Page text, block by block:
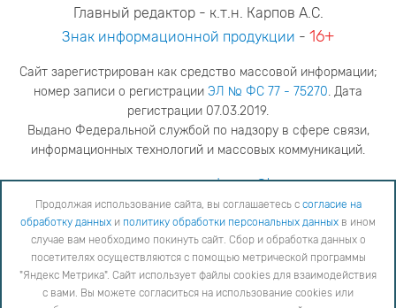
Главный редактор - к.т.н. Карпов А.С.
Знак информационной продукции - 16+
Сайт зарегистрирован как средство массовой информации;
номер записи о регистрации ЭЛ № ФС 77 - 75270. Дата
регистрации 07.03.2019.
Выдано Федеральной службой по надзору в сфере связи,
информационных технологий и массовых коммуникаций.
адрес редакцииya.stogova@ksc.ru
телефон редакции81555-79-516
Продолжая использование сайта, вы соглашаетесь с согласие на обработку данных
обработки персональных данных
в ином случае вам необходимо покинуть сайт. Сбор и обработка
данных о посетителях осуществляются с помощью метрической программы "Яндекс Метрика".
Сайт использует файлы cookies для взаимодействия с вами. Вы можете согласиться на
Продолжая использование сайта, вы соглашаетесь с согласие на
обработку данных и политику обработки персональных данных в ином
случае вам необходимо покинуть сайт. Сбор и обработка данных о
посетителях осуществляются с помощью метрической программы
"Яндекс Метрика". Сайт использует файлы cookies для взаимодействия
с вами. Вы можете согласиться на использование cookies или